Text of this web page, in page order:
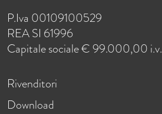
P.Iva 00109100529
REA SI 61996
Capitale sociale € 99.000,00 i.v.
Rivenditori
Download